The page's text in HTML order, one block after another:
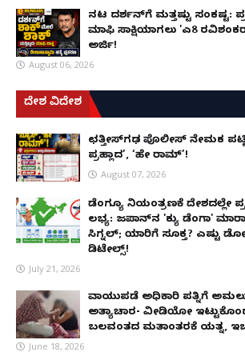
ನಟ ದರ್ಶನ್‌ಗೆ ಮತ್ತಷ್ಟು ಸಂಕಷ್ಟ:
ಮಾಫಿ ಸಾಕ್ಷಿಯಾಗಲು 'ಎ8
ಅರ್ಜಿ!
August 06, 2026
ದೇಶ ವಿದೇಶ
ಛತ್ತೀಸ್‌ಗಢ ಪೊಲೀಸ್ ನೇಮಕ
ಪ್ರಹ್ಲಾದ’, ‘ಹೇ ರಾಮ್’!
August 07, 2026
ಡೆಂಗ್ಯೂ ನಿಯಂತ್ರಣಕ್ಕೆ ದೇಶದಲ್ಲೇ
ಲಭ್ಯ: ಜಪಾನ್‌ನ 'ಕ್ಯು ಡೆಂಗಾ'
ಸಿಗ್ನಲ್; ಯಾರಿಗೆ ಸೂಕ್ತ? ಎಷ್ಟು
ಡಿಟೇಲ್ಸ್!
July 21, 2026
ವಾಯುಪಡೆ ಅಧಿಕಾರಿ ಪತ್ನಿಗೆ
ಅತ್ಯಾಚಾರ- ವೀಡಿಯೋ
ಬಲವಂತದ ಮತಾಂತರಕ್ಕೆ ಯತ್ನ,
June 18, 2026